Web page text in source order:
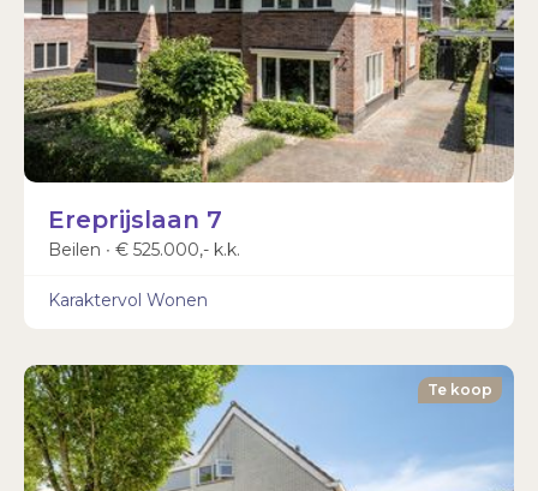
Ereprijslaan 7
Beilen ∙ € 525.000,- k.k.
Karaktervol Wonen
Te koop